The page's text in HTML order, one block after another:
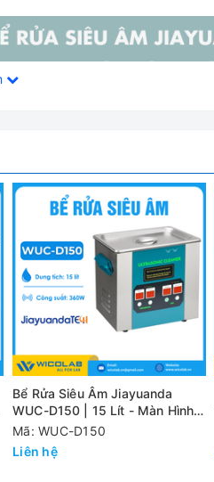
rộng rãi trong các lĩnh vực
Bể Rửa Siêu Âm Jiayuanda
WUC-D150 | 15 Lít - Màn Hình
LED
Mã: WUC-D150
Liên hệ